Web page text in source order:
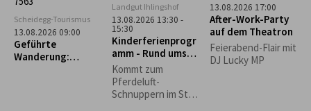
Gesellschaft
getragen.
Nachthimmel und
entdecken die
Schönheiten des
Nachthimmels.
Scheidegg-Tourismus
13.08.2026 09:00
Geführte
Wanderung:
Landgut Ihlingshof
13.08.2026 13:30 -
15:30
Kinderferienprogr
amm - Rund ums
Pferd -
AUSGEBUCHT!
Kommt zum
Pferdeluft-
Schnuppern im Stall
Scheidegg
13.08.2026 17:00
After-Work-Party
auf dem Theatron
Feierabend-Flair mit
DJ Lucky MP